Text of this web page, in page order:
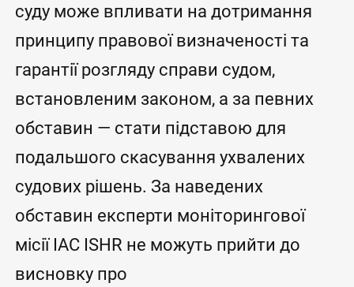
суду може впливати на дотримання
принципу правової визначеності та
гарантії розгляду справи судом,
встановленим законом, а за певних
обставин — стати підставою для
подальшого скасування ухвалених
судових рішень. За наведених
обставин експерти моніторингової
місії IAC ISHR не можуть прийти до
висновку про